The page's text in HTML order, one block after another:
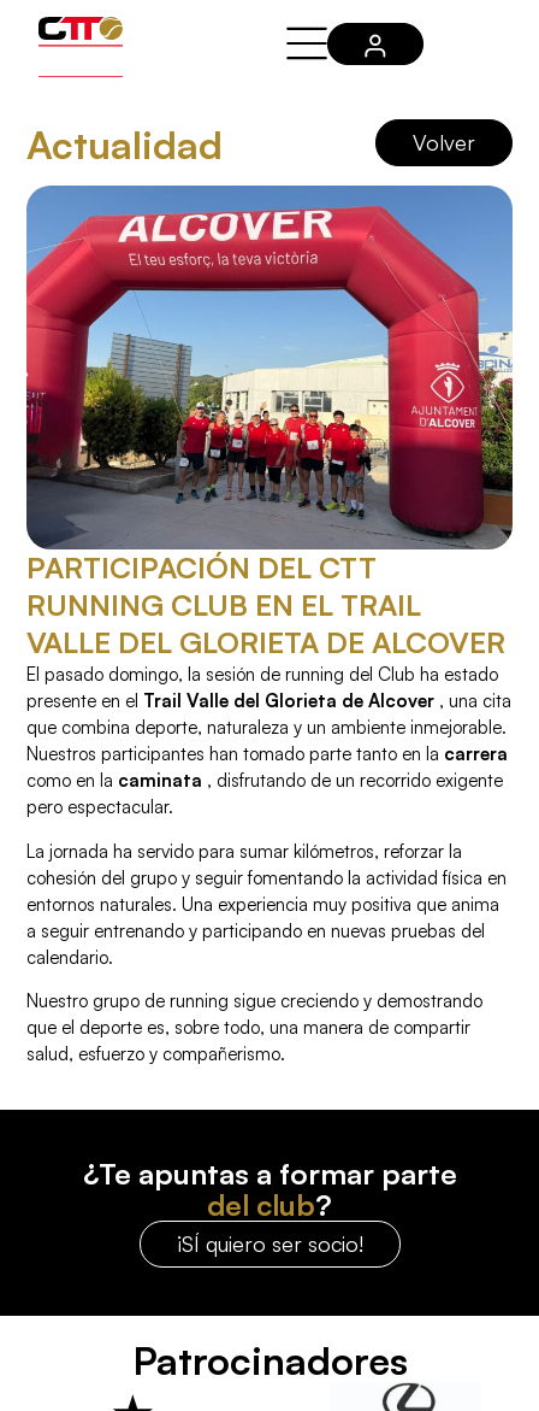
Actualidad Volver
PARTICIPACIÓN DEL CTT
RUNNING CLUB EN EL TRAIL
VALLE DEL GLORIETA DE ALCOVER
El pasado domingo, la sesión de running del Club ha estado
presente en el Trail Valle del Glorieta de Alcover , una cita
que combina deporte, naturaleza y un ambiente inmejorable.
Nuestros participantes han tomado parte tanto en la carrera
como en la caminata , disfrutando de un recorrido exigente
pero espectacular.
La jornada ha servido para sumar kilómetros, reforzar la
cohesión del grupo y seguir fomentando la actividad física en
entornos naturales. Una experiencia muy positiva que anima
a seguir entrenando y participando en nuevas pruebas del
calendario.
Nuestro grupo de running sigue creciendo y demostrando
que el deporte es, sobre todo, una manera de compartir
salud, esfuerzo y compañerismo.
¿Te apuntas a formar parte
del club?
¡SÍ quiero ser socio!
Patrocinadores